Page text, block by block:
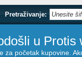
Pretraživanje:
u Protis
za početak kupovine.